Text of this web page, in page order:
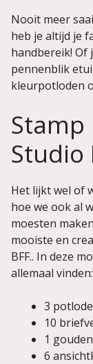
Nooit meer
heb je altijd je
handbereik! Of
pennenblik
kleurpotloden
Stamp
Studio
Het lijkt wel of
hoe we ook al
moesten
mooiste en
BFF.. In deze
allemaal vinden:
3
10
1
6